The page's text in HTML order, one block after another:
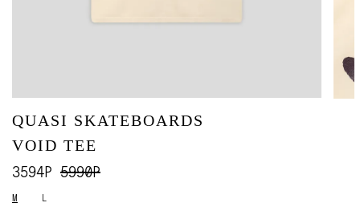
QUASI SKATEBOARDS
VOID TEE
3594Р 5990Р
M L